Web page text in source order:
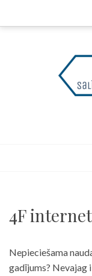
4F
Nepieciešama
gadījums? Nevajag